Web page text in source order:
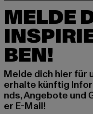
MELDE
BEN!
Melde dich hier für
erhalte künftig
nds, Angebote und
er E-Mail!